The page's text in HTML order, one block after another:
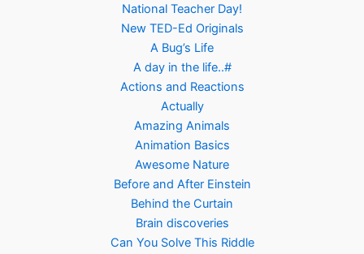
National Teacher Day!
New TED-Ed Originals
A Bug’s Life
A day in the life..#
Actions and Reactions
Actually
Amazing Animals
Animation Basics
Awesome Nature
Before and After Einstein
Behind the Curtain
Brain discoveries
Can You Solve This Riddle